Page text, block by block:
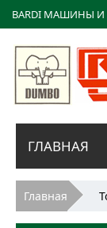
BARDI МАШИНЫ
Bardi
ГЛАВНАЯ
Главная